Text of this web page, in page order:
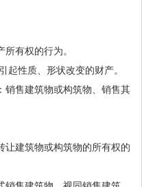
有权的行为。
性质、形状改变的财产。
售建筑物或构筑物、销售其
建筑物或构筑物的所有权的